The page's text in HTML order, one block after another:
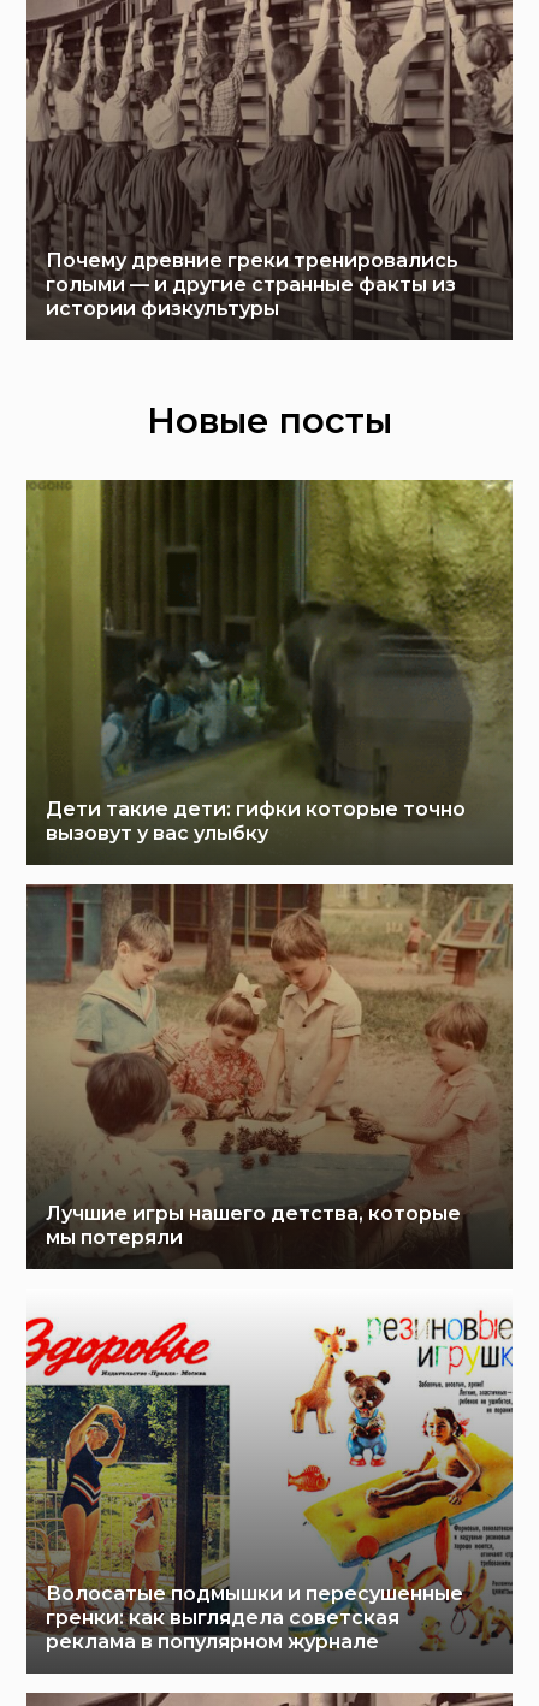
Почему древние греки тренировались
голыми — и другие странные факты из
истории физкультуры
Новые посты
Дети такие дети: гифки которые точно
вызовут у вас улыбку
Лучшие игры нашего детства, которые
мы потеряли
Волосатые подмышки и пересушенные
гренки: как выглядела советская
реклама в популярном журнале